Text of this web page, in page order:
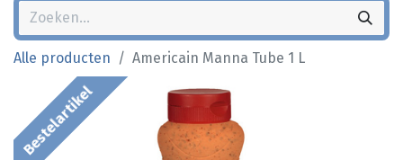
Alle producten Americain Manna Tube 1 L
Bestelartikel